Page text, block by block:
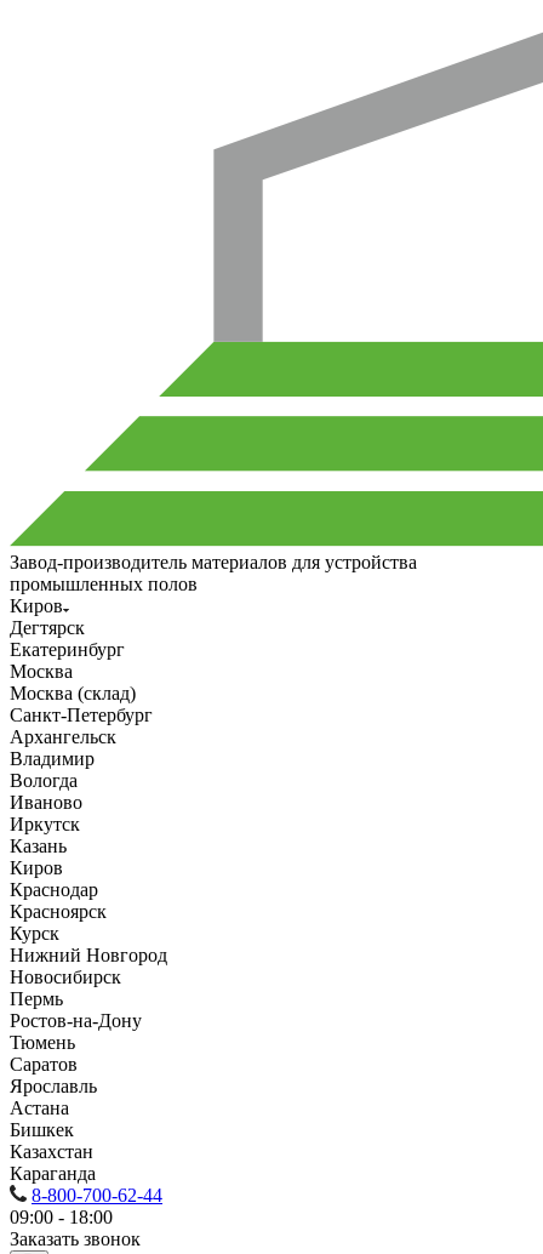
Завод-производитель материалов для устройства
промышленных полов
Киров
Дегтярск
Екатеринбург
Москва
Москва (склад)
Санкт-Петербург
Архангельск
Владимир
Вологда
Иваново
Иркутск
Казань
Киров
Краснодар
Красноярск
Курск
Нижний Новгород
Новосибирск
Пермь
Ростов-на-Дону
Тюмень
Саратов
Ярославль
Астана
Бишкек
Казахстан
Караганда
8-800-700-62-44
09:00 - 18:00
Заказать звонок